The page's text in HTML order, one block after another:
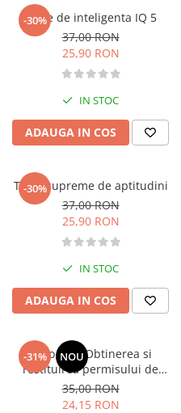
Atlase
Atlase, dictionare si enciclopedii
Dictionare de limba romana
Dictionare tematice
Enciclopedii
Diete si fitness
Diete si alimentatie sanatoasa
Diverse
Sa nu razi :((
Drept
Fictiune
Actiune si Aventura
Actiune,aventura
-30%
Teste de inteligenta IQ 5
37,00 RON
25,90 RON
IN STOC
ADAUGA IN COS
-30%
Teste supreme de aptitudini
37,00 RON
25,90 RON
IN STOC
ADAUGA IN COS
-31% NOU
Auto test. Obtinerea si
restituirea permisului de
conducere „13 din 15“– 2026
35,00 RON
24,15 RON